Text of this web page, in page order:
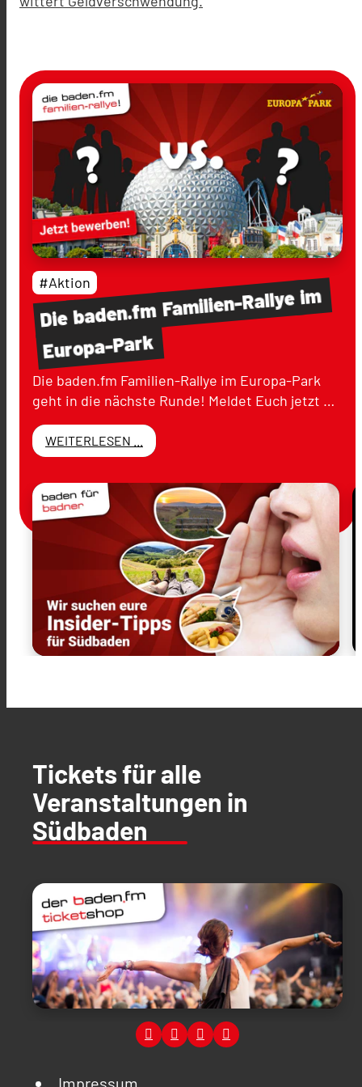
Diebaden.fmFamilien-Rallyeim
Europa-Park
#Aktion
Die baden.fm Familien-Rallye im Europa-Park
geht in die nächste Runde! Meldet Euch jetzt …
WEITERLESEN ...
Tickets für alle
Veranstaltungen in
Südbaden
Impressum